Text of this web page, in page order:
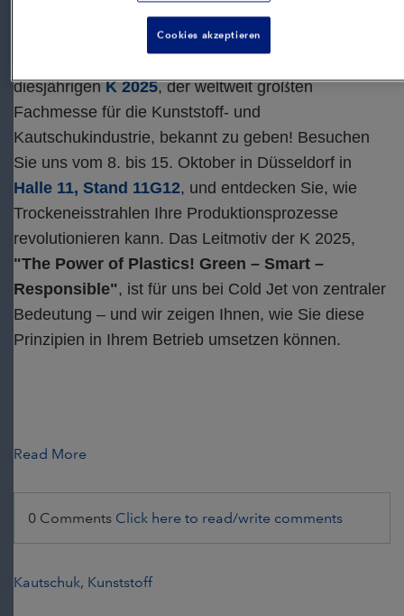
diesjährigenK 2025, der weltweit größten
Fachmesse für die Kunststoff- und
Kautschukindustrie, bekannt zu geben! Besuchen
Sie uns vom 8. bis 15. Oktober in Düsseldorf in
Halle 11, Stand 11G12, und entdecken Sie, wie
Trockeneisstrahlen Ihre Produktionsprozesse
revolutionieren kann. Das Leitmotiv der K 2025,
"The Power of Plastics! Green – Smart –
Responsible", ist für uns bei Cold Jet von zentraler
Bedeutung – und wir zeigen Ihnen, wie Sie diese
Prinzipien in Ihrem Betrieb umsetzen können.
Read More
0 Comments Click here to read/write comments
Kautschuk, Kunststoff
Cookies akzeptieren